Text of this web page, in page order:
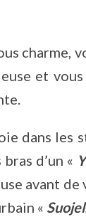
charme,
et
dans les
d’un «
avant de
«